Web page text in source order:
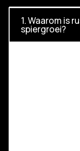
1. Waarom is
spiergroei?